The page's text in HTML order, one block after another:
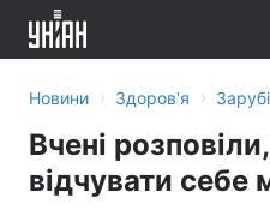
Новини › Здоров'я ›
Вчені
відчувати себе